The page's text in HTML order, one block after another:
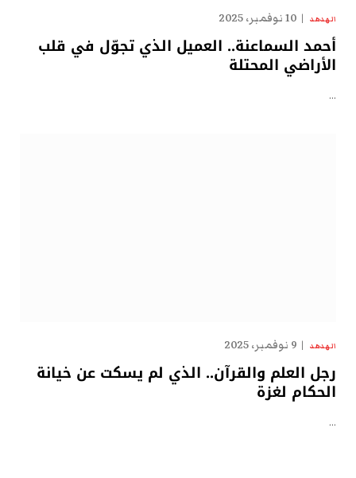
الهدهد 10 نوفمبر، 2025
أحمد السماعنة.. العميل الذي تجوّل في قلب
الأراضي المحتلة
…
الهدهد 9 نوفمبر، 2025
رجل العلم والقرآن.. الذي لم يسكت عن خيانة
الحكام لغزة
…